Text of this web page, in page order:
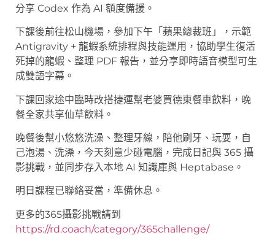
分享 Codex 作為 AI 額度備援。
下課後前往松山機場，參加下午「蘋果總裁班」，示範
Antigravity + 龍蝦系統排程與技能運用，協助學生復活
死掉的龍蝦、整理 PDF 報告，並分享即時語音模型可生
成雙語字幕。
下課回家途中臨時改搭捷運幫老婆買德東餐車飲料，晚
餐全家共享仙草飲料。
晚餐後幫小悠悠洗澡、整理牙線，陪他刷牙、玩耍，自
己泡湯、洗澡，今天刻意少碰電腦，完成日記與 365 攝
影挑戰，並同步存入本地 AI 知識庫與 Heptabase。
明日課程已聯絡妥當，準備休息。
更多的365攝影挑戰請到
https://rd.coach/category/365challenge/